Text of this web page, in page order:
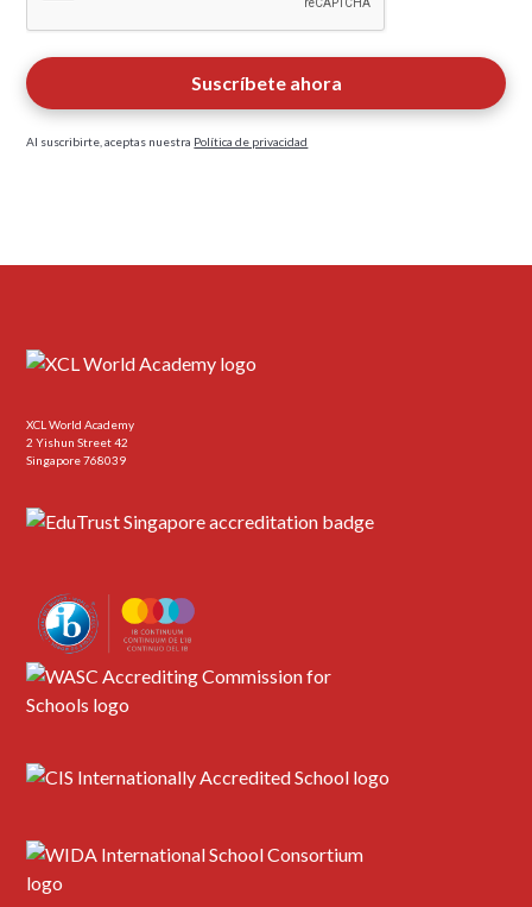
Al suscribirte, aceptas nuestra Política de privacidad
XCL World Academy
2 Yishun Street 42
Singapore 768039